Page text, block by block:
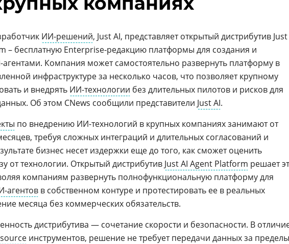
ИИ-решений, Just AI, представляет открытый дистрибутив Just
– бесплатную Enterprise-редакцию платформы для создания и
Компания может самостоятельно развернуть платформу в
инфраструктуре за несколько часов, что позволяет крупному
и внедрять ИИ-технологии без длительных пилотов и рисков для
Об этом CNews сообщили представители Just AI.
по внедрению ИИ-технологий в крупных компаниях занимают от
требуя сложных интеграций и длительных согласований и
бизнес несет издержки еще до того, как сможет оценить
от технологии. Открытый дистрибутив Just AI Agent Platform решает
компаниям развернуть полнофункциональную платформу для
агентов в собственном контуре и протестировать ее в реальных
месяца без коммерческих обязательств.
дистрибутива — сочетание скорости и безопасности. В
инструментов, решение не требует передачи данных за пределы